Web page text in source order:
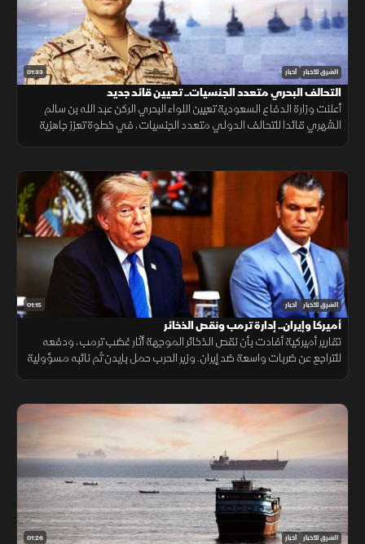
01:33 الشرق للأخبار أخبار
التحالف البحري متعدد الجنسيات.. تعيين قائد جديد
أعلنت وزارة الدفاع السعودية تعيين اللواء البحري الركن عبد الله بن سالم
الشهري قائدا للتحالف الدولي متعدد الجنسيات، في خطوة تعزز جاهزية
01:15 الشرق للأخبار أخبار
أميركا وإيران.. إدارة ترمب ونقص الذخائر
تقارير أميركية أفادت بأن نقص الذخائر الموجهة أثار غضب ترمب، ودفعه
للتراجع عن ضربات واسعة ضد إيران. وزير الحرب حمل بايدن ثم نائبه مسؤولية
01:26 الشرق للأخبار أخبار